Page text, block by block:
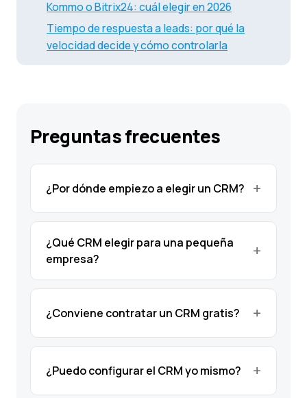
Kommo o Bitrix24: cuál elegir en 2026
Tiempo de respuesta a leads: por qué la
velocidad decide y cómo controlarla
Preguntas frecuentes
¿Por dónde empiezo a elegir un CRM?
¿Qué CRM elegir para una pequeña
empresa?
¿Conviene contratar un CRM gratis?
¿Puedo configurar el CRM yo mismo?